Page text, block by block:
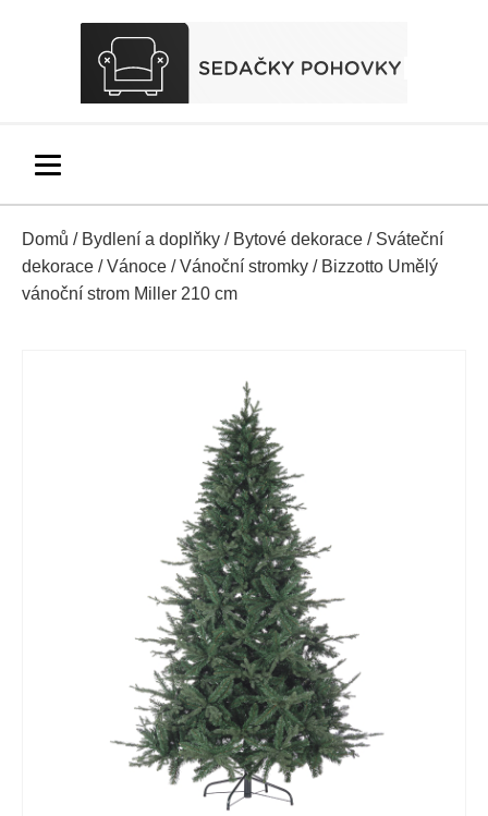
Domů / Bydlení a doplňky / Bytové dekorace / Sváteční
dekorace /Vánoce /Vánoční stromky / Bizzotto Umělý
vánoční strom Miller 210 cm